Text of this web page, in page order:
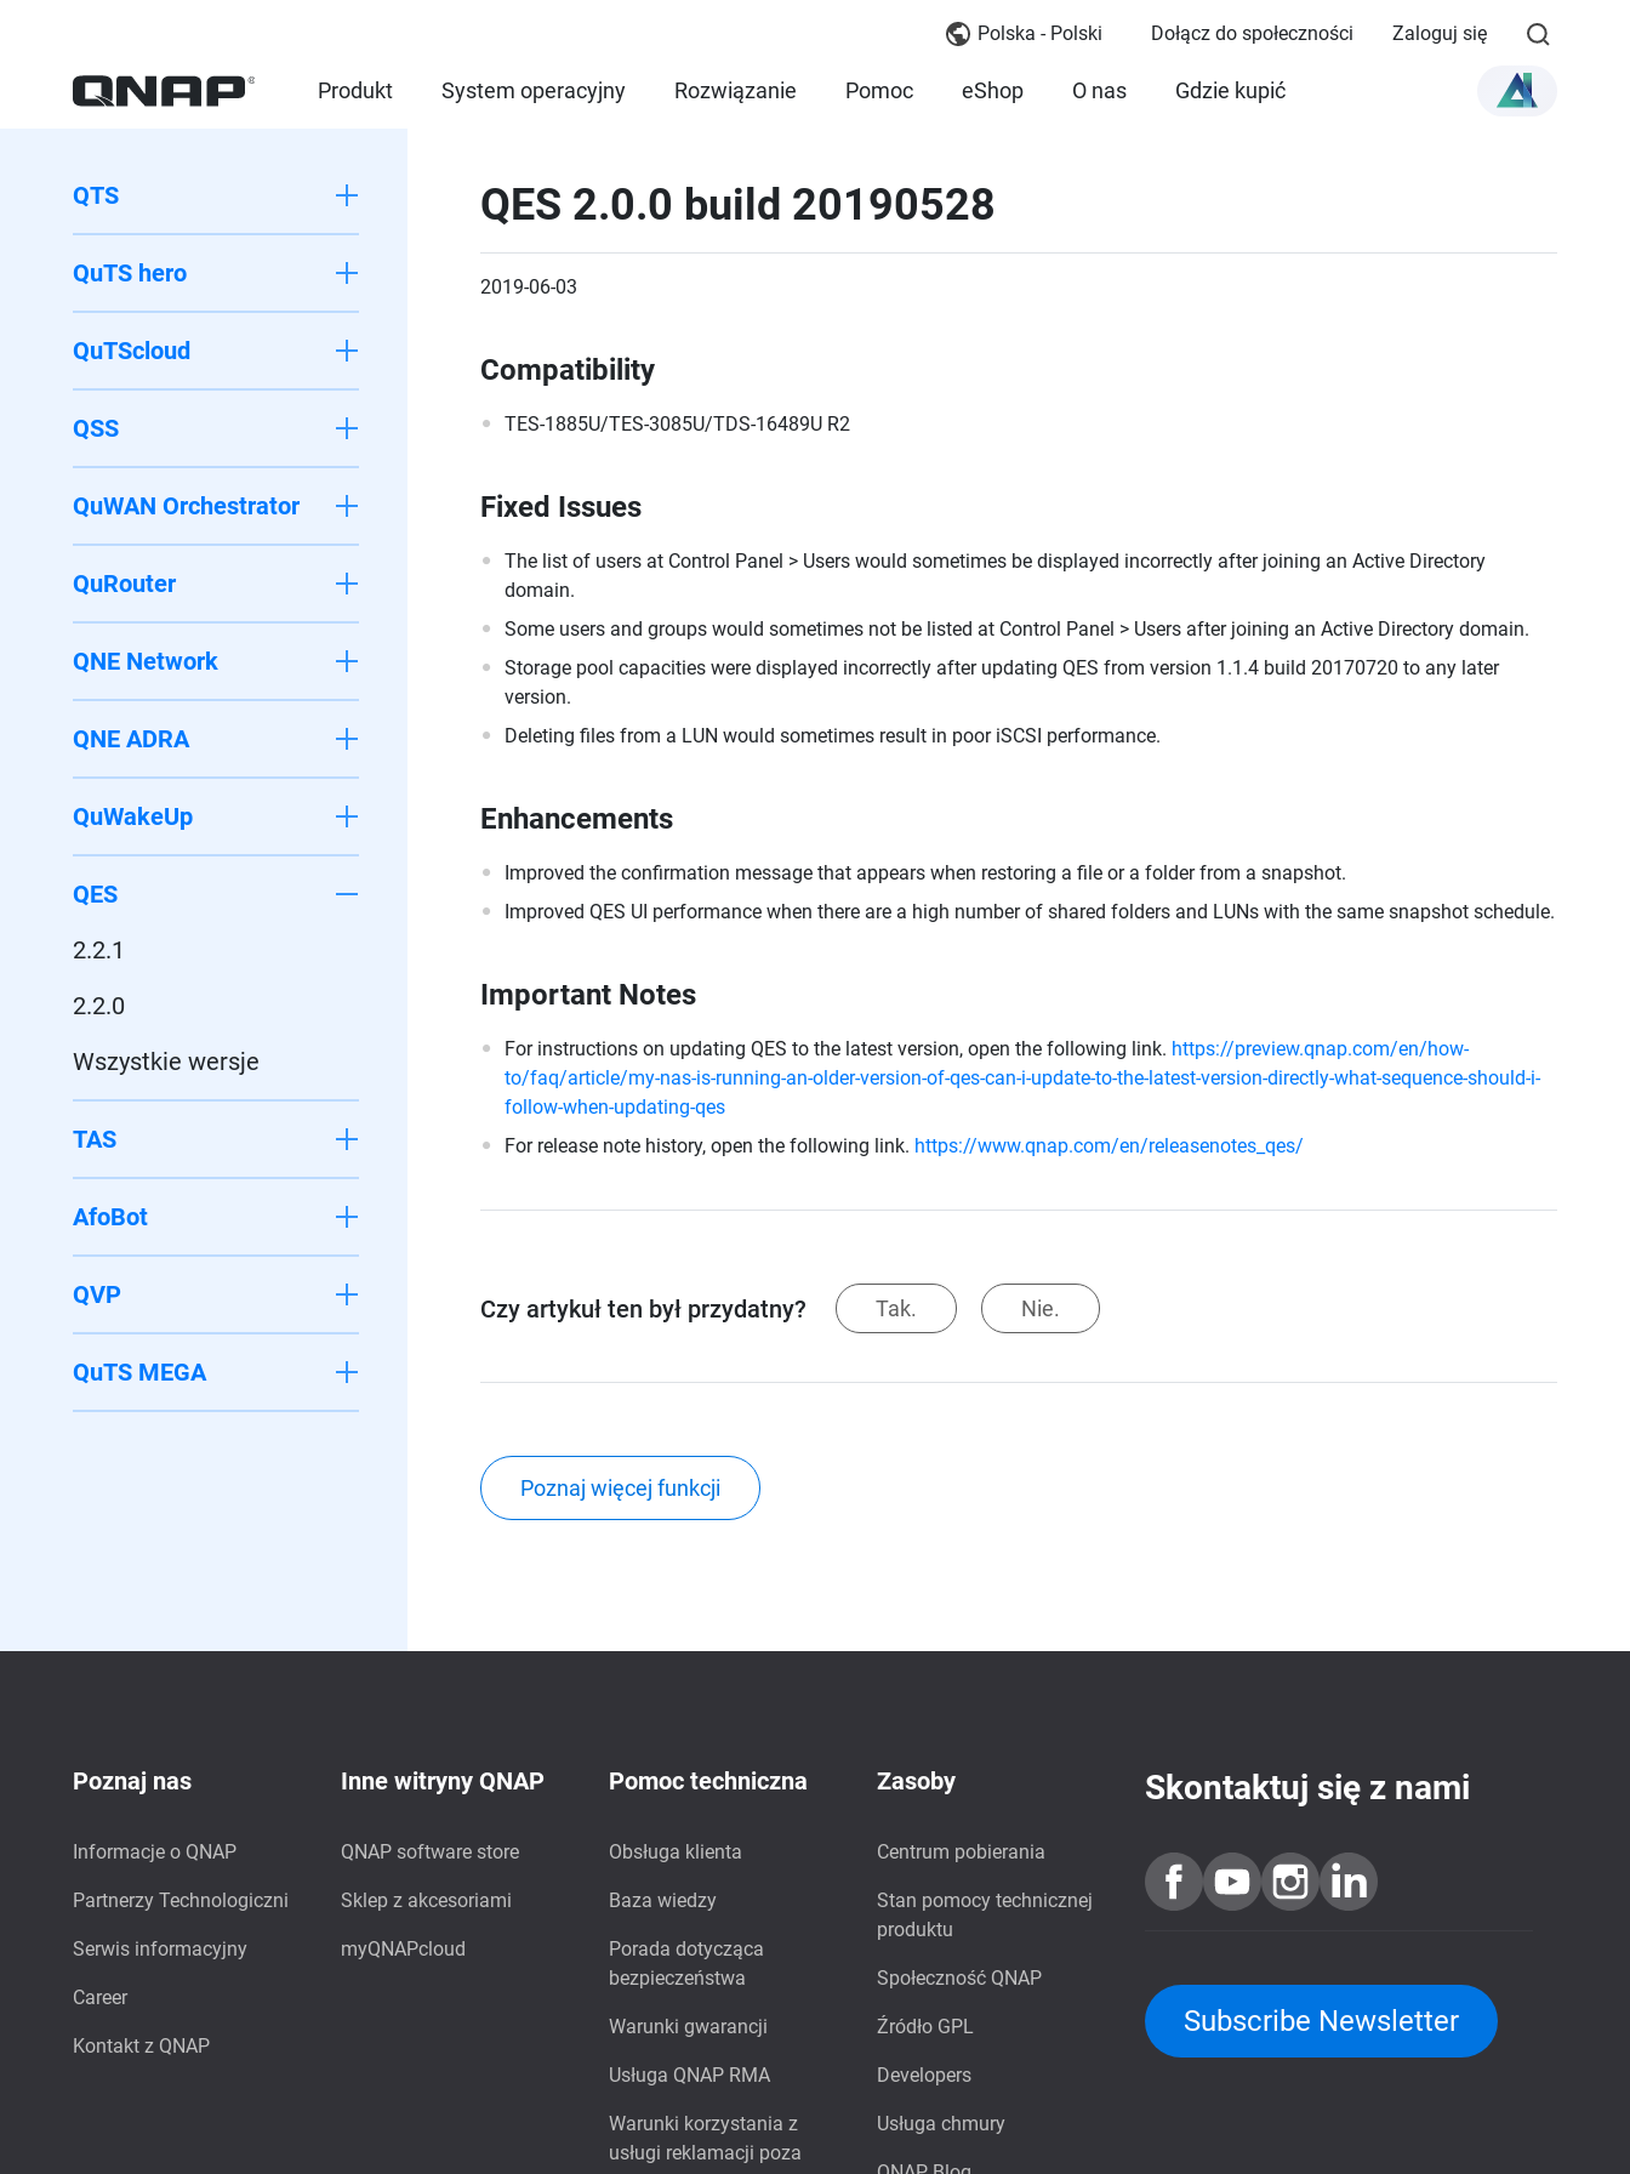
Polska - Polski Dołącz do społeczności Zaloguj się
Produkt System operacyjny Rozwiązanie Pomoc eShop O nas Gdzie kupić
QTS
QuTS hero
QuTScloud
QSS
QuWAN Orchestrator
QuRouter
QNE Network
QNE ADRA
QuWakeUp
QES
2.2.1
2.2.0
Wszystkie wersje
TAS
AfoBot
QVP
QuTS MEGA
QES 2.0.0 build 20190528
2019-06-03
Compatibility
TES-1885U/TES-3085U/TDS-16489U R2
Fixed Issues
The list of users at Control Panel > Users would sometimes be displayed incorrectly after joining an Active Directory
domain.
Some users and groups would sometimes not be listed at Control Panel > Users after joining an Active Directory domain.
Storage pool capacities were displayed incorrectly after updating QES from version 1.1.4 build 20170720 to any later
version.
Deleting files from a LUN would sometimes result in poor iSCSI performance.
Enhancements
Improved the confirmation message that appears when restoring a file or a folder from a snapshot.
Improved QES UI performance when there are a high number of shared folders and LUNs with the same snapshot schedule.
Important Notes
For instructions on updating QES to the latest version, open the following link. https://preview.qnap.com/en/how-
to/faq/article/my-nas-is-running-an-older-version-of-qes-can-i-update-to-the-latest-version-directly-what-sequence-should-i-
follow-when-updating-qes
For release note history, open the following link. https://www.qnap.com/en/releasenotes_qes/
Czy artykuł ten był przydatny? Tak. Nie.
Poznaj więcej funkcji
Poznaj nas
Informacje o QNAP
Partnerzy Technologiczni
Serwis informacyjny
Career
Kontakt z QNAP
Inne witryny QNAP
QNAP software store
Sklep z akcesoriami
myQNAPcloud
Pomoc techniczna
Obsługa klienta
Baza wiedzy
Porada dotycząca
bezpieczeństwa
Warunki gwarancji
Usługa QNAP RMA
Warunki korzystania z
usługi reklamacji poza
Zasoby
Centrum pobierania
Stan pomocy technicznej
produktu
Społeczność QNAP
Źródło GPL
Developers
Usługa chmury
Skontaktuj się z nami
Subscribe Newsletter